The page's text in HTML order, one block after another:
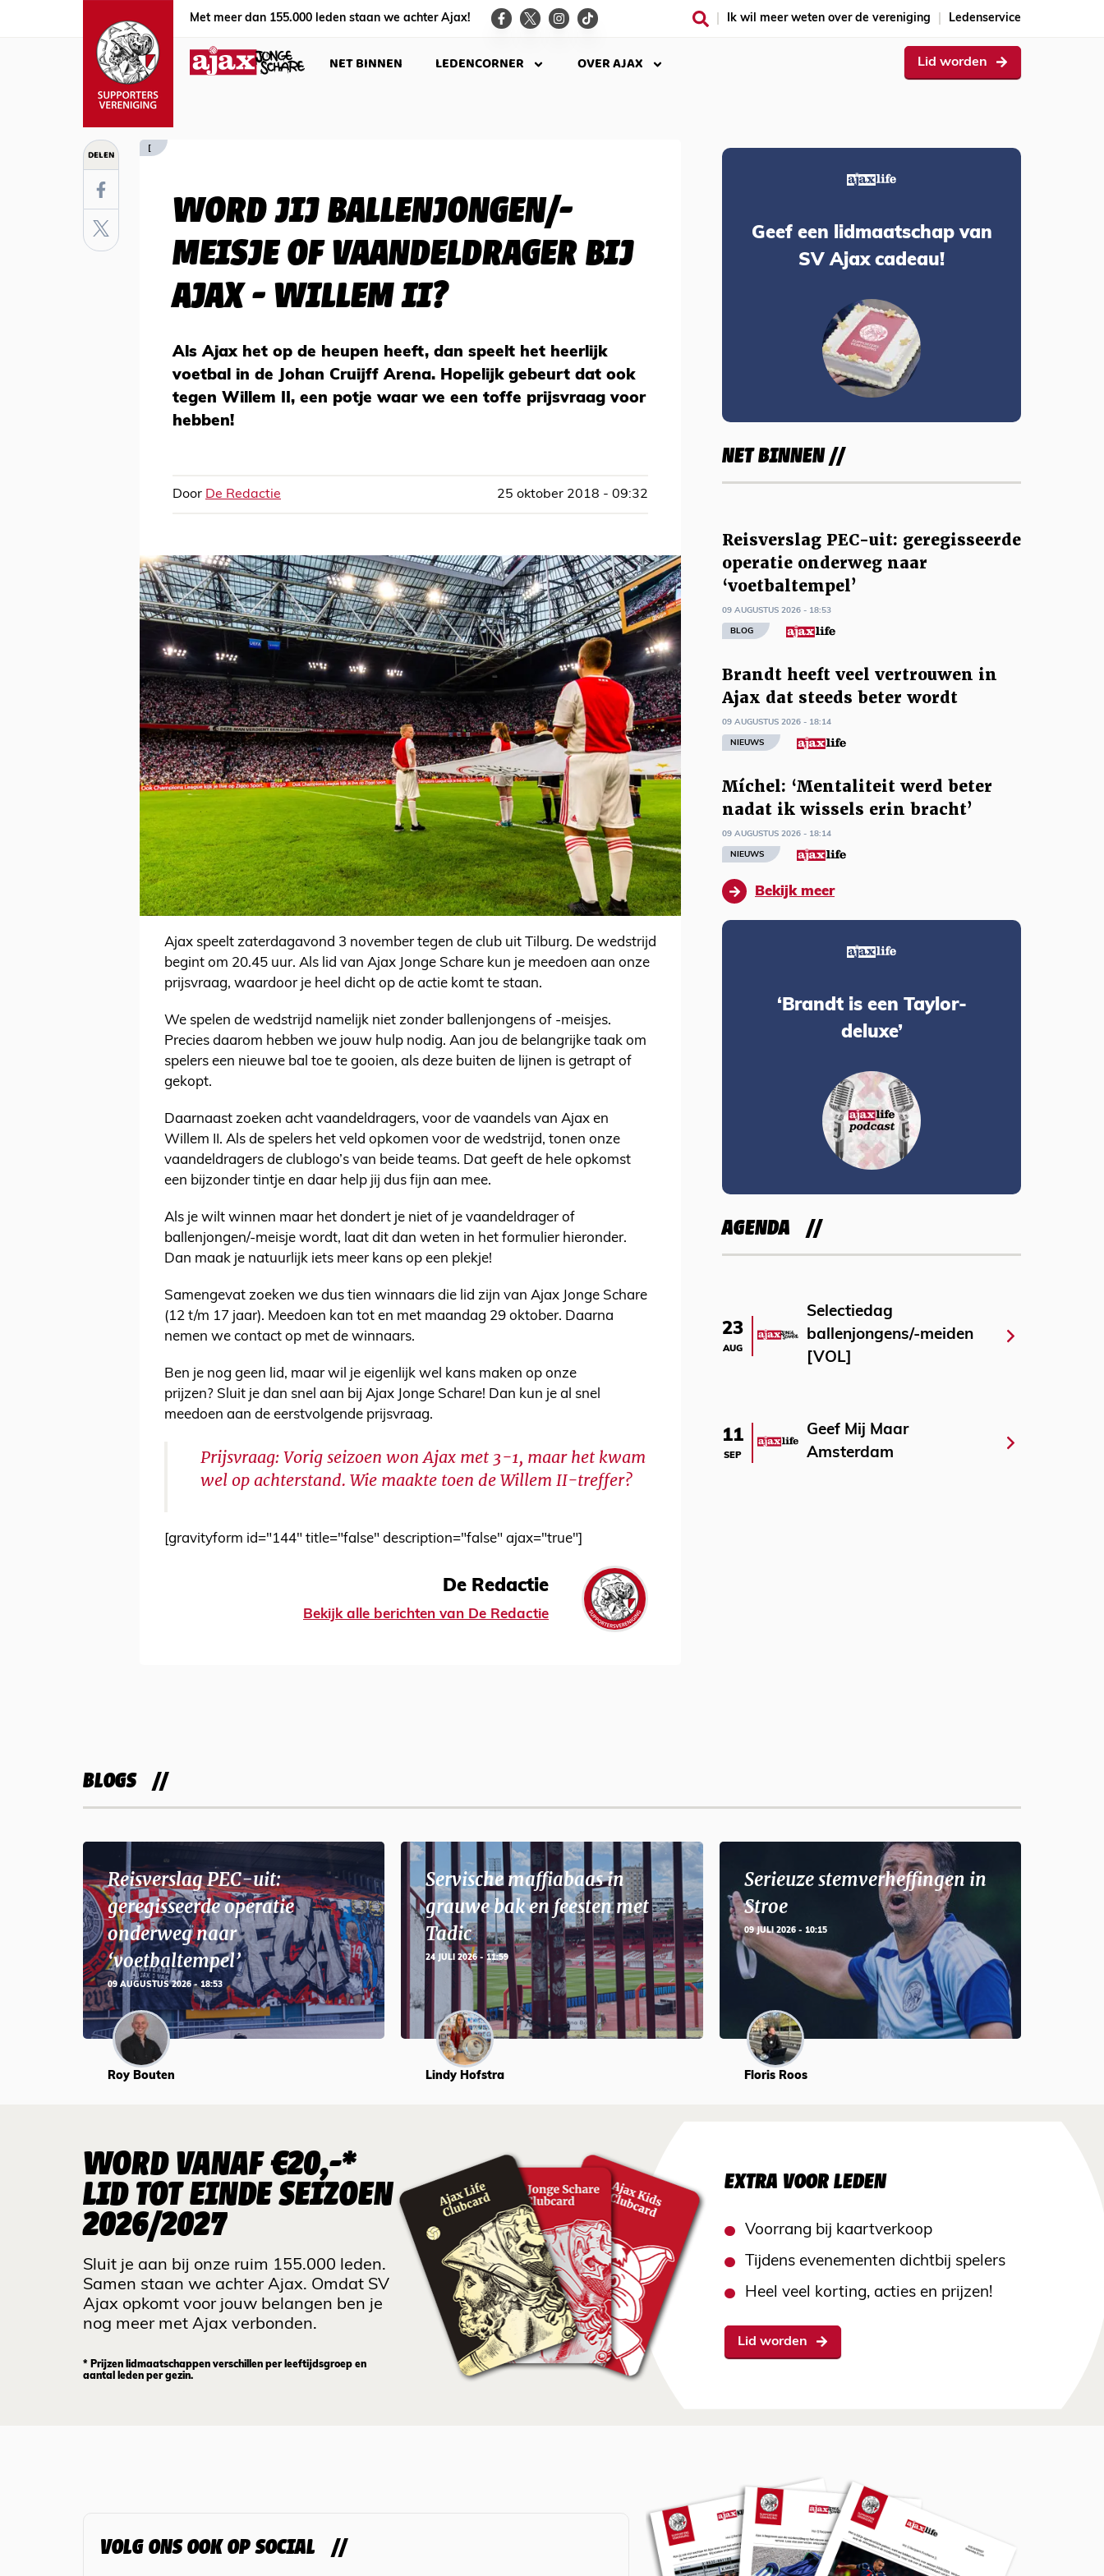
Met meer dan 155.000 leden staan we achter Ajax! Ik wil meer weten over de vereniging Ledenservice
NET BINNEN LEDENCORNER OVER AJAX Lid worden
DELEN [
WORD JIJ BALLENJONGEN/-
MEISJE OF VAANDELDRAGER BIJ
AJAX - WILLEM II?
Als Ajax het op de heupen heeft, dan speelt het heerlijk
voetbal in de Johan Cruijff Arena. Hopelijk gebeurt dat ook
tegen Willem II, een potje waar we een toffe prijsvraag voor
hebben!
Door De Redactie 25 oktober 2018 - 09:32
Ajax speelt zaterdagavond 3 november tegen de club uit Tilburg. De wedstrijd
begint om 20.45 uur. Als lid van Ajax Jonge Schare kun je meedoen aan onze
prijsvraag, waardoor je heel dicht op de actie komt te staan.
We spelen de wedstrijd namelijk niet zonder ballenjongens of -meisjes.
Precies daarom hebben we jouw hulp nodig. Aan jou de belangrijke taak om
spelers een nieuwe bal toe te gooien, als deze buiten de lijnen is getrapt of
gekopt.
Daarnaast zoeken acht vaandeldragers, voor de vaandels van Ajax en
Willem II. Als de spelers het veld opkomen voor de wedstrijd, tonen onze
vaandeldragers de clublogo’s van beide teams. Dat geeft de hele opkomst
een bijzonder tintje en daar help jij dus fijn aan mee.
Als je wilt winnen maar het dondert je niet of je vaandeldrager of
ballenjongen/-meisje wordt, laat dit dan weten in het formulier hieronder.
Dan maak je natuurlijk iets meer kans op een plekje!
Samengevat zoeken we dus tien winnaars die lid zijn van Ajax Jonge Schare
(12 t/m 17 jaar). Meedoen kan tot en met maandag 29 oktober. Daarna
nemen we contact op met de winnaars.
Ben je nog geen lid, maar wil je eigenlijk wel kans maken op onze
prijzen? Sluit je dan snel aan bij Ajax Jonge Schare! Dan kun je al snel
meedoen aan de eerstvolgende prijsvraag.
Prijsvraag: Vorig seizoen won Ajax met 3-1, maar het kwam
wel op achterstand. Wie maakte toen de Willem II-treffer?
[gravityform id="144" title="false" description="false" ajax="true"]
De Redactie
Bekijk alle berichten van De Redactie
Geef een lidmaatschap van
SV Ajax cadeau!
NET BINNEN //
Reisverslag PEC-uit: geregisseerde
operatie onderweg naar
‘voetbaltempel’
09 AUGUSTUS 2026 - 18:53
BLOG
Brandt heeft veel vertrouwen in
Ajax dat steeds beter wordt
09 AUGUSTUS 2026 - 18:14
NIEUWS
Míchel: ‘Mentaliteit werd beter
nadat ik wissels erin bracht’
09 AUGUSTUS 2026 - 18:14
NIEUWS
Bekijk meer
‘Brandt is een Taylor-
deluxe’
AGENDA
23
AUG
Selectiedag
ballenjongens/-meiden
[VOL]
11
SEP
Geef Mij Maar
Amsterdam
BLOGS
Reisverslag PEC-uit:
geregisseerde operatie
onderweg naar
‘voetbaltempel’
09 AUGUSTUS 2026 - 18:53
Roy Bouten
Servische maffiabaas in
grauwe bak en feesten met
Tadic
24 JULI 2026 - 11:59
Lindy Hofstra
Serieuze stemverheffingen in
Stroe
09 JULI 2026 - 10:15
Floris Roos
WORD VANAF €20,-*
LID TOT EINDE SEIZOEN
2026/2027
Sluit je aan bij onze ruim 155.000 leden.
Samen staan we achter Ajax. Omdat SV
Ajax opkomt voor jouw belangen ben je
nog meer met Ajax verbonden.
* Prijzen lidmaatschappen verschillen per leeftijdsgroep en
aantal leden per gezin.
EXTRA VOOR LEDEN
Voorrang bij kaartverkoop
Tijdens evenementen dichtbij spelers
Heel veel korting, acties en prijzen!
Lid worden
VOLG ONS OOK OP SOCIAL